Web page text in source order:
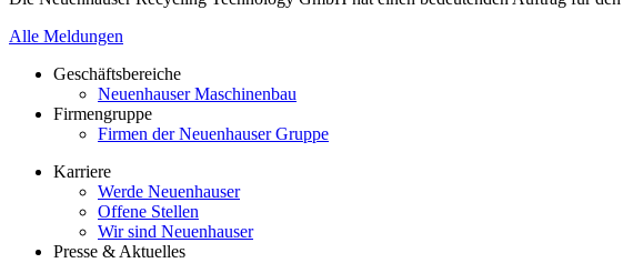
Alle Meldungen
Geschäftsbereiche
Neuenhauser Maschinenbau
Firmengruppe
Firmen der Neuenhauser Gruppe
Karriere
Werde Neuenhauser
Offene Stellen
Wir sind Neuenhauser
Presse & Aktuelles